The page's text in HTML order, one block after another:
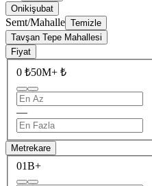
Onikişubat
Semt/Mahalle Temizle
Tavşan Tepe Mahallesi
Fiyat
0 ₺50M+ ₺
—
Metrekare
01B+